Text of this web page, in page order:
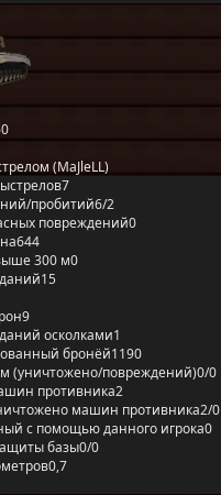
(MaJleLL)
7
пробитий6/2
повреждений0
644
300 м0
15
9
осколками1
бронёй1190
(уничтожено/повреждений)0/0
противника2
машин противника2/0
с помощью данного игрока0
базы0/0
0,7